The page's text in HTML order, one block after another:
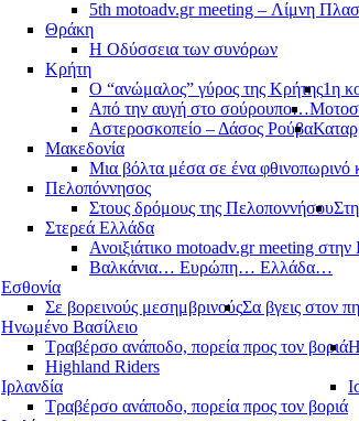
5th motoadv.gr meeting – Λίμνη
Θράκη
Η Οδύσσεια των συνόρων
Κρήτη
Ο “ανώμαλος” γύρος της Κρήτης1η
Από την αυγή στο σούρουπο…
Αστεροσκοπείο – Δάσος Ρούβα
Μακεδονία
Μια βόλτα μέσα σε ένα
Πελοπόννησος
Στους δρόμους της Πελοποννήσου
Στερεά Ελλάδα
Ανοιξιάτικο motoadv.gr meeting στην
Βαλκάνια… Ευρώπη… Ελλάδα…
Εσθονία
Σε βορεινούς μεσημβρινούςΣα βγεις στον
Ηνωμένο Βασίλειο
Τραβέρσο ανάποδο, πορεία προς τον βοριά
Highland Riders
Ιρλανδία
Τραβέρσο ανάποδο, πορεία προς τον βοριά